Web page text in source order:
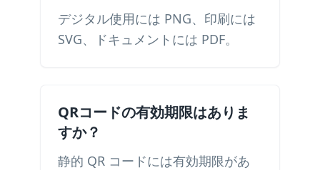
デジタル使用には PNG、印刷には
SVG、ドキュメントには PDF。
QRコードの有効期限はありま
すか？
静的 QR コードには有効期限があ